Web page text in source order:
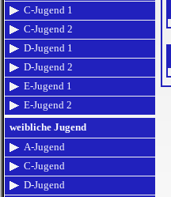
C-Jugend 1
C-Jugend 2
D-Jugend 1
D-Jugend 2
E-Jugend 1
E-Jugend 2
weibliche Jugend
A-Jugend
C-Jugend
D-Jugend